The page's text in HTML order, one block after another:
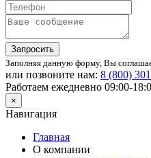
Запросить
Заполняя данную форму, Вы
или позвоните нам: 8 (800)
Работаем ежедневно 09:00-
×
Навигация
Главная
О компании